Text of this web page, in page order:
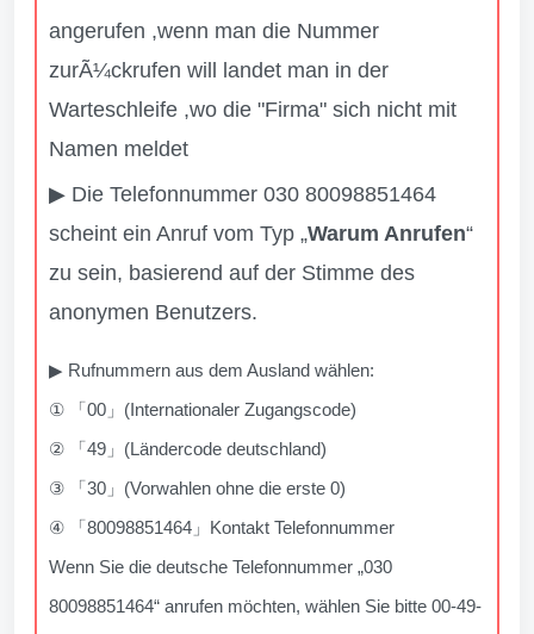
angerufen ,wenn man die Nummer
zurÃ¼ckrufen will landet man in der
Warteschleife ,wo die "Firma" sich nicht mit
Namen meldet
▶ Die Telefonnummer 030 80098851464
scheint ein Anruf vom Typ „Warum Anrufen“
zu sein, basierend auf der Stimme des
anonymen Benutzers.
▶ Rufnummern aus dem Ausland wählen:
① 「00」(Internationaler Zugangscode)
② 「49」(Ländercode deutschland)
③ 「30」(Vorwahlen ohne die erste 0)
④ 「80098851464」Kontakt Telefonnummer
Wenn Sie die deutsche Telefonnummer „030
80098851464“ anrufen möchten, wählen Sie bitte 00-49-